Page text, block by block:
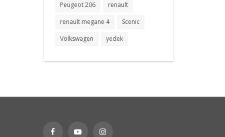
Peugeot 206
renault
renault megane 4
Scenic
Volkswagen
yedek